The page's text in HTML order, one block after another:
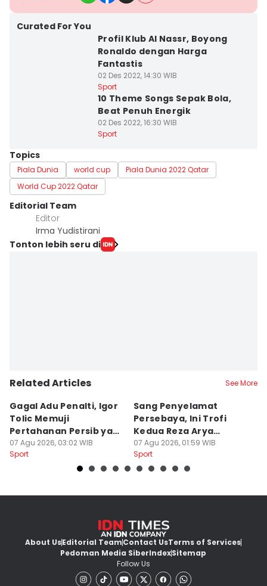
Curated For You
Profil Klub Al Nassr, Boyong
Ronaldo dengan Harga
Fantastis
02 Des 2022, 14:30 WIB
Sport
10 Theme Songs Sepak Bola,
Beat Penuh Energik
02 Des 2022, 16:30 WIB
Sport
Topics
Piala Dunia world cup
Piala Dunia 2022 Qatar
World Cup 2022 Qatar
Editorial Team
Editor
Irma Yudistirani
Tonton lebih seru di
Related Articles See More
Gagal Adu Penalti, Igor
Tolic Memuji
Pertahanan Persib yang
Solid
07 Agu 2026, 03:02 WIB
Sport
Sang Penyelamat
Persebaya, Ini Trofi
Kedua Reza Arya
Bersama Tavares
07 Agu 2026, 01:59 WIB
Sport
About UsEditorial TeamContact UsTerms of Services
Pedoman Media SiberIndexSitemap
Follow Us